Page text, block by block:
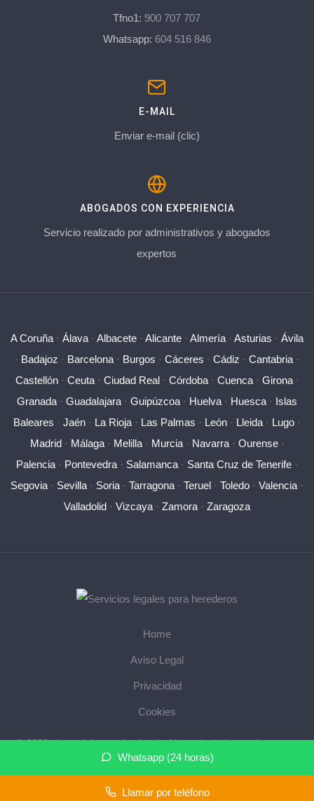
Whatsapp (24 horas)
Llamar por teléfono
Tfno1: 900 707 707
Whatsapp: 604 516 846
E-MAIL
Enviar e-mail (clic)
ABOGADOS CON EXPERIENCIA
Servicio realizado por administrativos y abogados
expertos
A Coruña · Álava · Albacete · Alicante · Almería · Asturias · Ávila
· Badajoz · Barcelona · Burgos · Cáceres · Cádiz · Cantabria ·
Castellón· Ceuta· Ciudad Real· Córdoba· Cuenca· Girona·
Granada · Guadalajara · Guipúzcoa · Huelva · Huesca · Islas
Baleares · Jaén · La Rioja · Las Palmas · León · Lleida · Lugo ·
Madrid· Málaga· Melilla· Murcia· Navarra· Ourense·
Palencia · Pontevedra · Salamanca · Santa Cruz de Tenerife ·
Segovia · Sevilla · Soria · Tarragona · Teruel · Toledo · Valencia ·
Valladolid · Vizcaya · Zamora · Zaragoza
Home
Aviso Legal
Privacidad
Cookies
© 2026 abogadoherencias.legal · Abogado de herencias cerca
de mi ·Mapa del sitio